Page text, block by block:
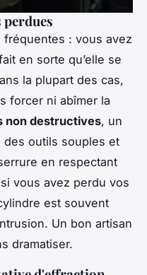
fréquentes : vous avez
en sorte qu’elle se
la plupart des cas,
forcer ni abîmer la
non destructives, un
outils souples et
en respectant
vous avez perdu vos
est souvent
Un bon artisan
dramatiser.